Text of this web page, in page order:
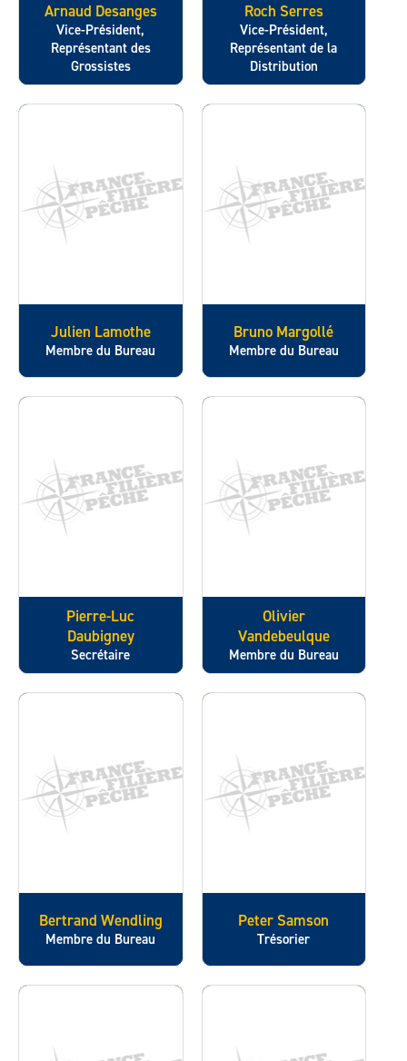
Arnaud Desanges
Vice-Président,
Représentant des
Grossistes
Roch Serres
Vice-Président,
Représentant de la
Distribution
Julien Lamothe
Membre du Bureau
Bruno Margollé
Membre du Bureau
Pierre-Luc
Daubigney
Secrétaire
Olivier
Vandebeulque
Membre du Bureau
Bertrand Wendling
Membre du Bureau
Peter Samson
Trésorier